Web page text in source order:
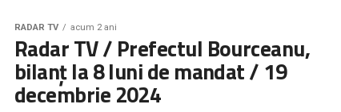
RADAR TV acum 2 ani
Radar TV / Prefectul Bourceanu,
bilanț la 8 luni de mandat / 19
decembrie 2024